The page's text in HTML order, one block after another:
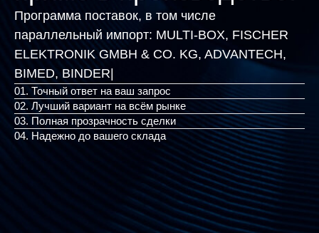
Программа поставок, в том числе
параллельный импорт:
MULTI-BOX, FISCHER
ELEKTRONIK GMBH & CO. KG, ADVANTECH,
01. Точный ответ на ваш запрос
02. Лучший вариант на всём рынке
03. Полная прозрачность сделки
04. Надежно до вашего склада